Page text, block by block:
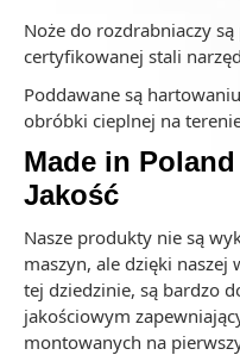
Noże do rozdrabniaczy
certyfikowanej stali
Poddawane są
obróbki cieplnej na
Made in
Jakość
Nasze produkty nie są
maszyn, ale dzięki
tej dziedzinie, są bardzo
jakościowym
montowanych na